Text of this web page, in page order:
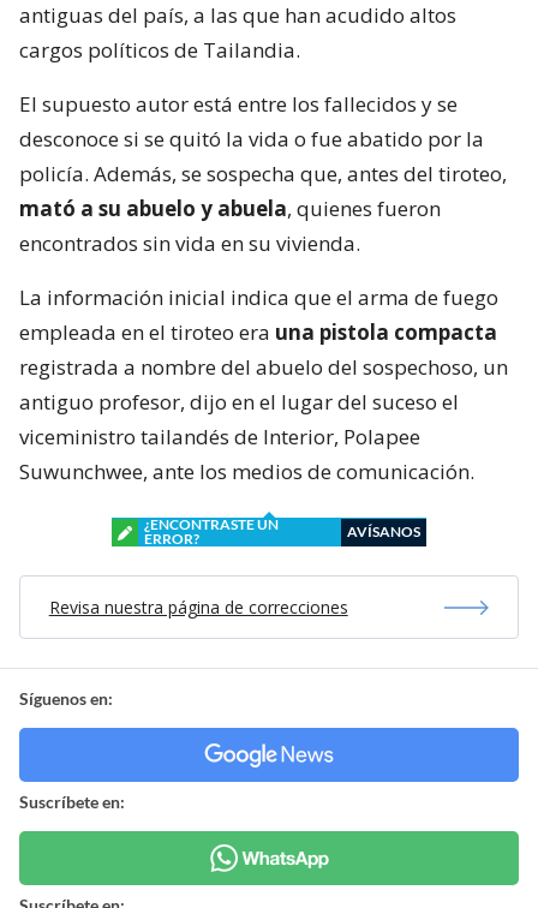
antiguas del país, a las que han acudido altos
cargos políticos de Tailandia.
El supuesto autor está entre los fallecidos y se
desconoce si se quitó la vida o fue abatido por la
policía. Además, se sospecha que, antes del tiroteo,
mató a su abuelo y abuela, quienes fueron
encontrados sin vida en su vivienda.
La información inicial indica que el arma de fuego
empleada en el tiroteo era una pistola compacta
registrada a nombre del abuelo del sospechoso, un
antiguo profesor, dijo en el lugar del suceso el
viceministro tailandés de Interior, Polapee
Suwunchwee, ante los medios de comunicación.
¿ENCONTRASTE UN
ERROR?
AVÍSANOS
Revisa nuestra página de correcciones
Síguenos en:
Suscríbete en: